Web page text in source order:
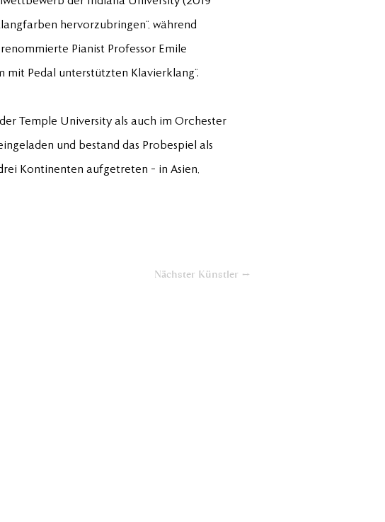
hervorzubringen“, während
Pianist Professor Emile
mit Pedal unterstützten Klavierklang“.
Temple University als auch im Orchester
und bestand das Probespiel als
Kontinenten aufgetreten – in Asien,
Nächster Künstler →